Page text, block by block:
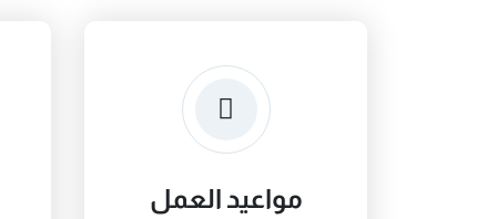
مواعيد العمل